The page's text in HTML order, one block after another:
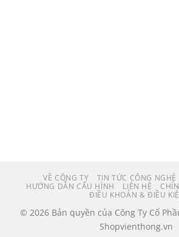
VỀ CÔNG TY TIN TỨC CÔNG NGHỆ
HƯỚNG DẪN CẤU HÌNH
LIÊN HỆ
ĐIỀU KHOẢN & ĐIỀU
© 2026 Bản quyền của Công Ty Cổ
Shopvienthong.vn